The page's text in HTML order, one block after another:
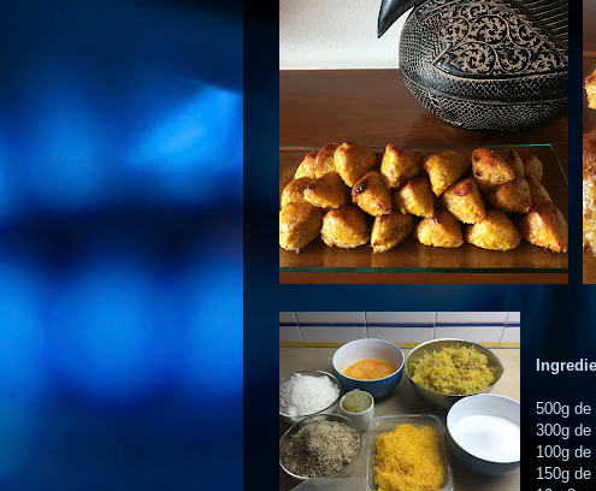
500g de
300g de
100g
150g